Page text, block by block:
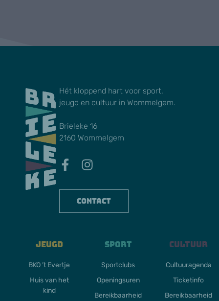
Hét kloppend hart voor sport,
jeugd en cultuur in Wommelgem.
Brieleke 16
2160 Wommelgem
Contact
Jeugd
BKO ’t Evertje
Huis van het
kind
Sport
Sportclubs
Openingsuren
Bereikbaarheid
Cultuur
Cultuuragenda
Ticketinfo
Bereikbaarheid